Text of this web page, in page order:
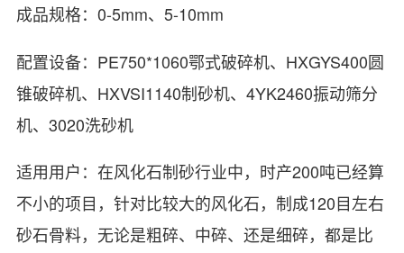
成品规格：0-5mm、5-10mm
配置设备：PE750*1060鄂式破碎机、HXGYS400圆
锥破碎机、HXVSI1140制砂机、4YK2460振动筛分
机、3020洗砂机
适用用户：在风化石制砂行业中，时产200吨已经算
不小的项目，针对比较大的风化石，制成120目左右
砂石骨料，无论是粗碎、中碎、还是细碎，都是比